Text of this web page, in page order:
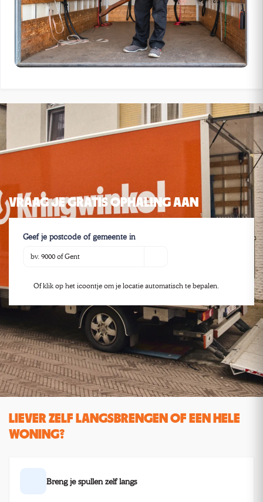
VRAAG JE GRATIS OPHALING AAN
Geef je postcode of gemeente in
Of klik op het icoontje om je locatie automatisch te bepalen.
LIEVER ZELF LANGSBRENGEN OF EEN HELE
WONING?
Breng je spullen zelf langs